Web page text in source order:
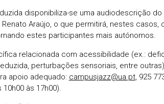
disponibiliza-se uma audiodescrição do
Araújo, o que permitirá, nestes casos,
estes participantes mais autónomos.
relacionada com acessibilidade (ex.:
perturbações sensoriais, entre
apoio adequado: campusjazz@ua.pt, 925
às 17h00).